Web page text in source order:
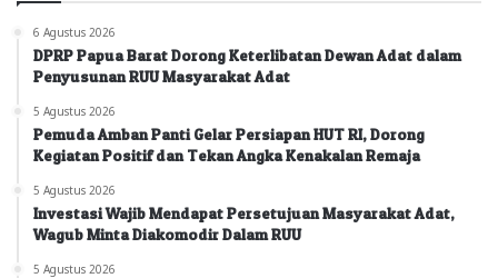
6 Agustus 2026
DPRP Papua Barat Dorong Keterlibatan Dewan Adat dalam
Penyusunan RUU Masyarakat Adat
5 Agustus 2026
Pemuda Amban Panti Gelar Persiapan HUT RI, Dorong
Kegiatan Positif dan Tekan Angka Kenakalan Remaja
5 Agustus 2026
Investasi Wajib Mendapat Persetujuan Masyarakat Adat,
Wagub Minta Diakomodir Dalam RUU
5 Agustus 2026